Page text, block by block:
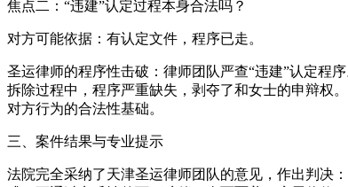
焦点二：“违建”认定过程本身合法吗？
对方可能依据：有认定文件，程序已走。
圣运律师的程序性击破：律师团队严查“违建”认定程
拆除过程中，程序严重缺失，剥夺了和女士的申辩权
对方行为的合法性基础。
三、案件结果与专业提示
法院完全采纳了天津圣运律师团队的意见，作出判决